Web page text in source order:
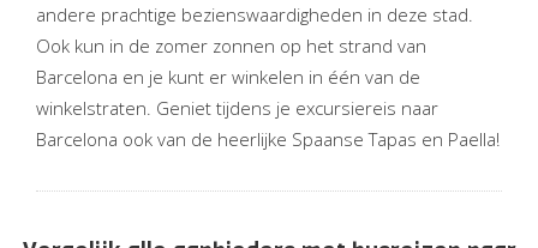
andere prachtige bezienswaardigheden in deze stad.
Ook kun in de zomer zonnen op het strand van
Barcelona en je kunt er winkelen in één van de
winkelstraten. Geniet tijdens je excursiereis naar
Barcelona ook van de heerlijke Spaanse Tapas en Paella!